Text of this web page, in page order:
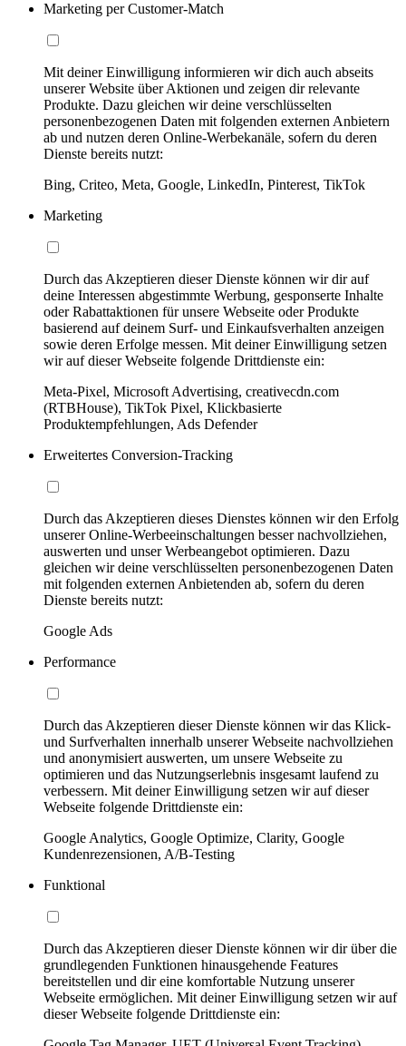
Marketing per Customer-Match
Mit deiner Einwilligung informieren wir dich auch abseits
unserer Website über Aktionen und zeigen dir relevante
Produkte. Dazu gleichen wir deine verschlüsselten
personenbezogenen Daten mit folgenden externen Anbietern
ab und nutzen deren Online-Werbekanäle, sofern du deren
Dienste bereits nutzt:
Bing, Criteo, Meta, Google, LinkedIn, Pinterest, TikTok
Marketing
Durch das Akzeptieren dieser Dienste können wir dir auf
deine Interessen abgestimmte Werbung, gesponserte Inhalte
oder Rabattaktionen für unsere Webseite oder Produkte
basierend auf deinem Surf- und Einkaufsverhalten anzeigen
sowie deren Erfolge messen. Mit deiner Einwilligung setzen
wir auf dieser Webseite folgende Drittdienste ein:
Meta-Pixel, Microsoft Advertising, creativecdn.com
(RTBHouse), TikTok Pixel, Klickbasierte
Produktempfehlungen, Ads Defender
Erweitertes Conversion-Tracking
Durch das Akzeptieren dieses Dienstes können wir den Erfolg
unserer Online-Werbeeinschaltungen besser nachvollziehen,
auswerten und unser Werbeangebot optimieren. Dazu
gleichen wir deine verschlüsselten personenbezogenen Daten
mit folgenden externen Anbietenden ab, sofern du deren
Dienste bereits nutzt:
Google Ads
Performance
Durch das Akzeptieren dieser Dienste können wir das Klick-
und Surfverhalten innerhalb unserer Webseite nachvollziehen
und anonymisiert auswerten, um unsere Webseite zu
optimieren und das Nutzungserlebnis insgesamt laufend zu
verbessern. Mit deiner Einwilligung setzen wir auf dieser
Webseite folgende Drittdienste ein:
Google Analytics, Google Optimize, Clarity, Google
Kundenrezensionen, A/B-Testing
Funktional
Durch das Akzeptieren dieser Dienste können wir dir über die
grundlegenden Funktionen hinausgehende Features
bereitstellen und dir eine komfortable Nutzung unserer
Webseite ermöglichen. Mit deiner Einwilligung setzen wir auf
dieser Webseite folgende Drittdienste ein: